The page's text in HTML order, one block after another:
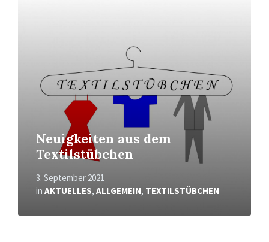
Neuigkeiten aus dem
Textilstübchen
3. September 2021
in AKTUELLES, ALLGEMEIN, TEXTILSTÜBCHEN